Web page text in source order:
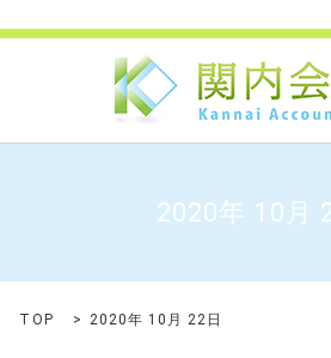
2020年 10月
TOP 2020年 10月 22日